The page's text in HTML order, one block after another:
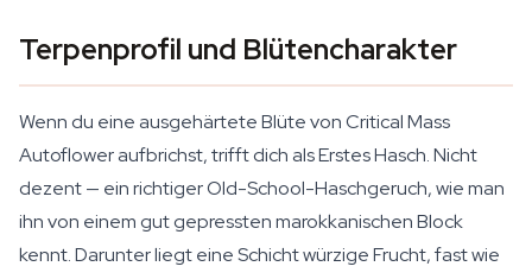
Terpenprofil und Blütencharakter
Wenn du eine ausgehärtete Blüte von Critical Mass
Autoflower aufbrichst, trifft dich als Erstes Hasch. Nicht
dezent — ein richtiger Old-School-Haschgeruch, wie man
ihn von einem gut gepressten marokkanischen Block
kennt. Darunter liegt eine Schicht würzige Frucht, fast wie